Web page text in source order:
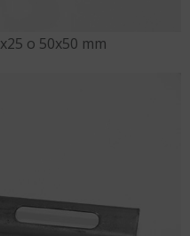
o 50x50 mm